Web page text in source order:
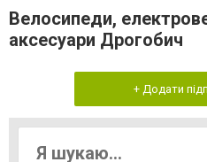
Велосипеди,
аксесуари Дрогобич
+ Додати